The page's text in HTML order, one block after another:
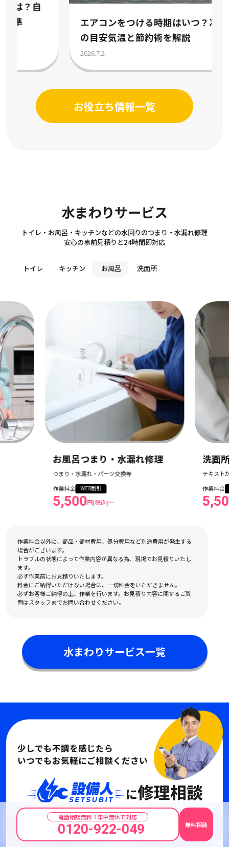
エアコンをつける時期はいつ？冷房暖房
の目安気温と節約術を解説
お役立ち情報一覧
水まわりサービス
Sanitary
トイレ・お風呂・キッチンなどの水回りのつまり・水漏れ修理
安心の事前見積りと24時間即対応
トイレ キッチン お風呂 洗面所
まり・水漏れ修理 洗面所つまり・水漏れ修
テキストが入ります
作業料金以外に、部品・部材費用、処分費用など別途費用が発生する
場合がございます。
トラブルの状態によって作業内容が異なる為、現場でお見積りいたし
ます。
必ず作業前にお見積りいたします。
料金にご納得いただけない場合は、一切料金をいただきません。
必ずお客様ご納得の上、作業を行います。お見積り内容に関するご質
問はスタッフまでお問い合わせください。
水まわりサービス一覧
少しでも不調を感じたら
いつでもお気軽にご相談ください
に修理相談
電話相談無料！年中無休で対応
0120-922-049 無料相談